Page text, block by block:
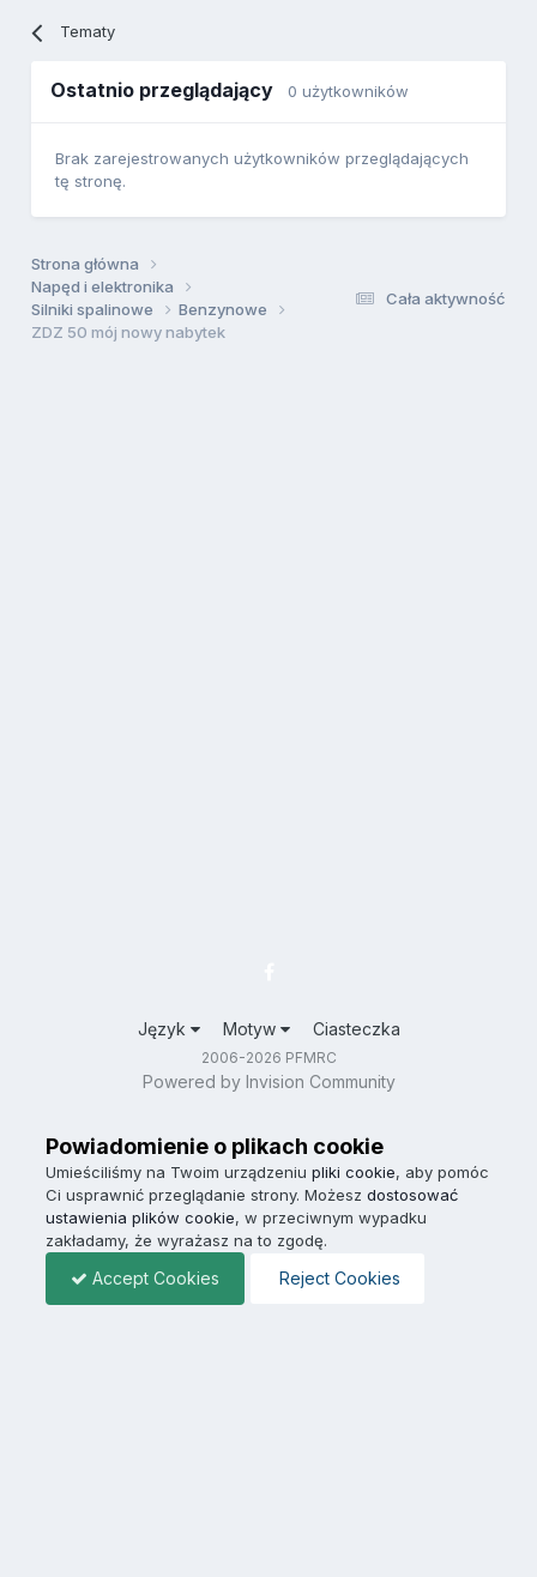
Tematy
Ostatnio przeglądający 0 użytkowników
Brak zarejestrowanych użytkowników przeglądających
tę stronę.
Cała aktywność
Strona główna
Napęd i elektronika
Silniki spalinowe
Benzynowe
ZDZ 50 mój nowy nabytek
Język Motyw Ciasteczka
2006-2026 PFMRC
Powered by Invision Community
Powiadomienie o plikach cookie
Umieściliśmy na Twoim urządzeniu pliki cookie, aby pomóc
Ci usprawnić przeglądanie strony. Możesz dostosować
ustawienia plików cookie, w przeciwnym wypadku
zakładamy, że wyrażasz na to zgodę.
Accept Cookies Reject Cookies